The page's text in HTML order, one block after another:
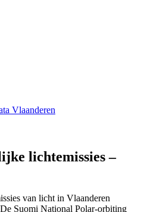
Vlaanderen
lichtemissies –
van licht in Vlaanderen
Suomi National Polar-orbiting